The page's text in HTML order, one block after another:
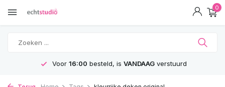
0
Voor 16:00 besteld, is VANDAAGverstuurd